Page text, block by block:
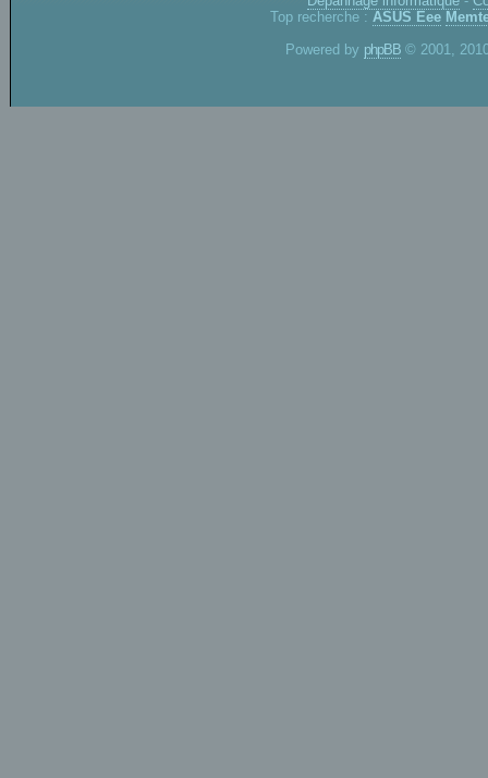
Top recherche : ASUS Eee
Powered by phpBB © 2001,